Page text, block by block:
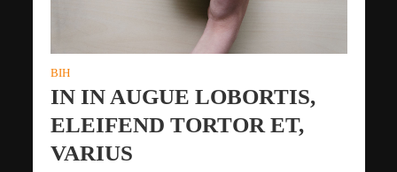
BIH
IN IN AUGUE LOBORTIS,
ELEIFEND TORTOR ET,
VARIUS